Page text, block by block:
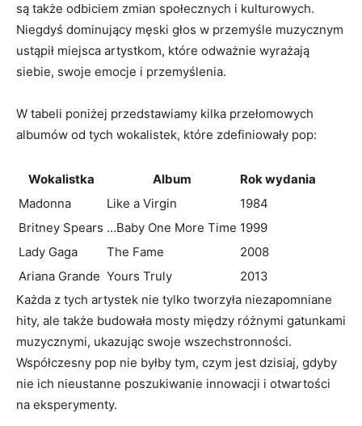
są ⁢także odbiciem zmian społecznych i kulturowych.
Niegdyś dominujący ⁢męski głos w przemyśle muzycznym
ustąpił⁢ miejsca artystkom, które ​odważnie wyrażają
siebie, ‍swoje emocje i przemyślenia.
W tabeli‌ poniżej przedstawiamy kilka⁤ przełomowych
albumów od tych wokalistek, które zdefiniowały​ pop:
Wokalistka Album
Rok wydania
Madonna
Like a Virgin
1984
Britney Spears …Baby One ​More Time 1999
Lady⁤ Gaga
The​ Fame
2008
Ariana​ Grande Yours Truly
2013
Każda z‌ tych artystek‌ nie​ tylko tworzyła niezapomniane
hity, ale także ‍budowała mosty między różnymi gatunkami⁣
muzycznymi,‌ ukazując ⁢swoje wszechstronności.
Współczesny pop nie ​byłby tym, czym jest dzisiaj, gdyby‍
nie ich nieustanne poszukiwanie innowacji ​i otwartości
⁢na eksperymenty.